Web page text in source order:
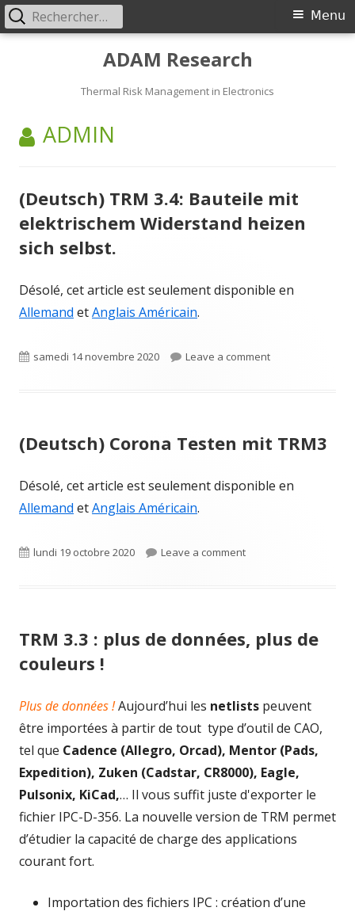
ADAM Research
Thermal Risk Management in Electronics
Primary
Menu
Rechercher :
AUTHOR:
ADMIN
(Deutsch) TRM 3.4: Bauteile mit
elektrischem Widerstand heizen
sich selbst.
Désolé, cet article est seulement disponible en
Allemand etAnglais Américain.
Published
samedi 14 novembre 2020 Leave a commenton (Deutsch)
(Deutsch) Corona Testen mit TRM3
Désolé, cet article est seulement disponible en
Allemand etAnglais Américain.
Published
lundi 19 octobre 2020 Leave a commenton (Deutsch) Corona
TRM 3.3 : plus de données, plus de
couleurs !
Plus de données !Aujourd’hui les netlists peuvent
être importées à partir de tout type d’outil de CAO,
tel que Cadence (Allegro, Orcad), Mentor (Pads,
Expedition), Zuken (Cadstar, CR8000), Eagle,
Pulsonix, KiCad,… Il vous suffit juste d'exporter le
fichier IPC-D-356. La nouvelle version de TRM permet
d’étudier la capacité de charge des applications
courant fort.
Importation des fichiers IPC : création d’une